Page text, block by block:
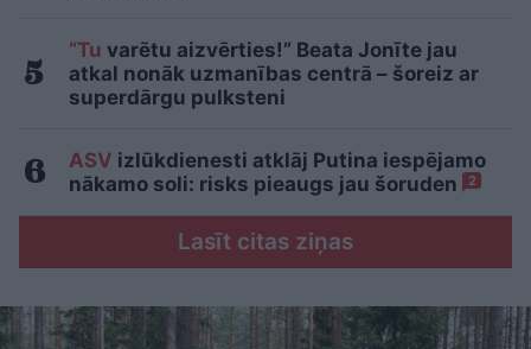
“Tu varētu aizvērties!” Beata Jonīte jau
atkal nonāk uzmanības centrā – šoreiz ar
superdārgu pulksteni
ASV izlūkdienesti atklāj Putina iespējamo
nākamo soli: risks pieaugs jau šoruden
2
Lasīt citas ziņas